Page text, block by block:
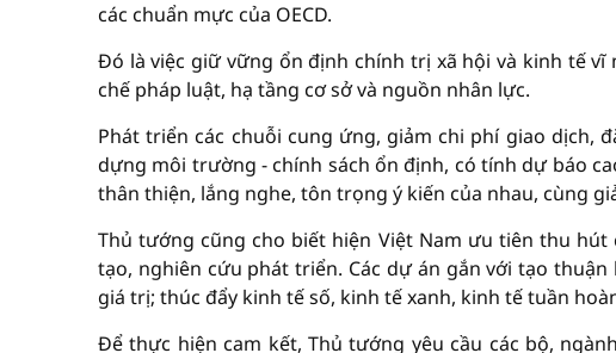
các chuẩn mực của OECD.
Đó là việc giữ vững ổn định chính trị xã hội và kinh tế
chế pháp luật, hạ tầng cơ sở và nguồn nhân lực.
Phát triển các chuỗi cung ứng, giảm chi phí giao dịch,
dựng môi trường - chính sách ổn định, có tính dự báo
thân thiện, lắng nghe, tôn trọng ý kiến của nhau, cùng
Thủ tướng cũng cho biết hiện Việt Nam ưu tiên thu
tạo, nghiên cứu phát triển. Các dự án gắn với tạo
giá trị; thúc đẩy kinh tế số, kinh tế xanh, kinh tế tuần
Để thực hiện cam kết, Thủ tướng yêu cầu các bộ,